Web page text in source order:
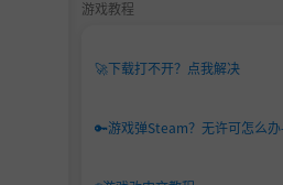
游戏教程
🚀下载打不开？点我解决
🔑游戏弹Steam？无许可怎么